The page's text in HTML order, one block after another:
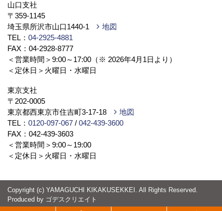
山口支社
〒359-1145
埼玉県所沢市山口1440-1
地図
TEL： 04-2925-4881
FAX：04-2928-8777
＜営業時間＞9:00～17:00（※ 2026年4月1日より）
＜定休日＞火曜日・水曜日
東京支社
〒202-0005
東京都西東京市住吉町3-17-18
地図
TEL： 0120-097-067 / 042-439-3600
FAX：042-439-3603
＜営業時間＞9:00～19:00
＜定休日＞火曜日・水曜日
Copyright (c) YAMAGUCHI KIKAKUSEKKEI. All Rights Reserved.
Produced by ゴデスクリエイト